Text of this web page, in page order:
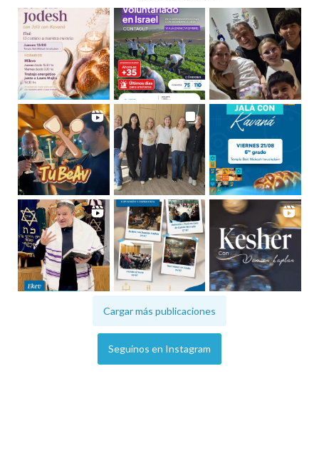
Cargar más publicaciones
Seguinos en Instagram